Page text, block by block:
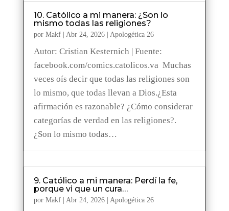
10. Católico a mi manera: ¿Son lo
mismo todas las religiones?
por Makf| Abr 24, 2026| Apologética 26
Autor: Cristian Kesternich | Fuente:
facebook.com/comics.catolicos.va Muchas
veces oís decir que todas las religiones son
lo mismo, que todas llevan a Dios.¿Esta
afirmación es razonable? ¿Cómo considerar
categorías de verdad en las religiones?.
¿Son lo mismo todas…
9. Católico a mi manera: Perdí la fe,
porque vi que un cura…
por Makf| Abr 24, 2026| Apologética 26